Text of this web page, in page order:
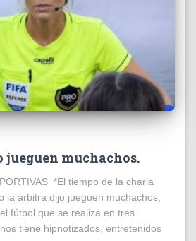
jueguen muchachos.
*El tiempo de la charla
la árbitra dijo jueguen muchachos,
fútbol que se realiza en tres
tiene hipnotizados, entretenidos